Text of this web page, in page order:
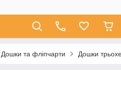
Дошки та фліпчарти Дошки